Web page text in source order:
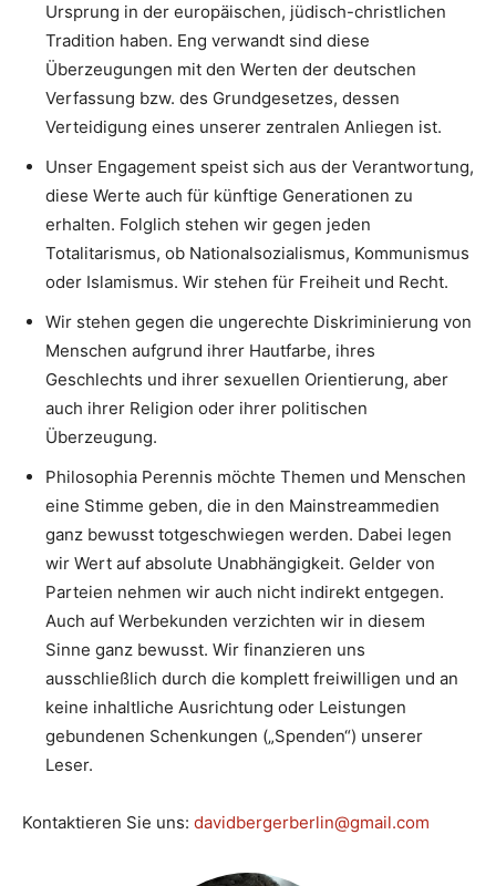
Ursprung in der europäischen, jüdisch-christlichen
Tradition haben. Eng verwandt sind diese
Überzeugungen mit den Werten der deutschen
Verfassung bzw. des Grundgesetzes, dessen
Verteidigung eines unserer zentralen Anliegen ist.
Unser Engagement speist sich aus der Verantwortung,
diese Werte auch für künftige Generationen zu
erhalten. Folglich stehen wir gegen jeden
Totalitarismus, ob Nationalsozialismus, Kommunismus
oder Islamismus. Wir stehen für Freiheit und Recht.
Wir stehen gegen die ungerechte Diskriminierung von
Menschen aufgrund ihrer Hautfarbe, ihres
Geschlechts und ihrer sexuellen Orientierung, aber
auch ihrer Religion oder ihrer politischen
Überzeugung.
Philosophia Perennis möchte Themen und Menschen
eine Stimme geben, die in den Mainstreammedien
ganz bewusst totgeschwiegen werden. Dabei legen
wir Wert auf absolute Unabhängigkeit. Gelder von
Parteien nehmen wir auch nicht indirekt entgegen.
Auch auf Werbekunden verzichten wir in diesem
Sinne ganz bewusst. Wir finanzieren uns
ausschließlich durch die komplett freiwilligen und an
keine inhaltliche Ausrichtung oder Leistungen
gebundenen Schenkungen („Spenden“) unserer
Leser.
Kontaktieren Sie uns: davidbergerberlin@gmail.com